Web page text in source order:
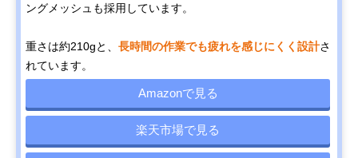
ングメッシュも採用しています。
重さは約210gと、 長時間の作業でも疲れを感じにくく設計さ
れています。
Amazonで見る
楽天市場で見る